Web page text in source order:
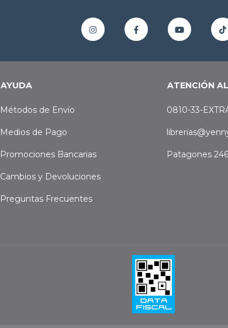
AYUDA
Métodos de Envío
Medios de Pago
Promociones Bancarias
Cambios y Devoluciones
Preguntas Frecuentes
ATENCIÓN
0810-33-
Patagones